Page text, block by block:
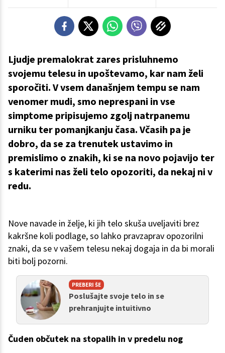
Ljudje premalokrat zares prisluhnemo
svojemu telesu in upoštevamo, kar nam želi
sporočiti. V vsem današnjem tempu se nam
venomer mudi, smo neprespani in vse
simptome pripisujemo zgolj natrpanemu
urniku ter pomanjkanju časa. Včasih pa je
dobro, da se za trenutek ustavimo in
premislimo o znakih, ki se na novo pojavijo ter
s katerimi nas želi telo opozoriti, da nekaj ni v
redu.
Nove navade in želje, ki jih telo skuša uveljaviti brez
kakršne koli podlage, so lahko pravzaprav opozorilni
znaki, da se v vašem telesu nekaj dogaja in da bi morali
biti bolj pozorni.
PREBERI ŠE
Poslušajte svoje telo in se
prehranjujte intuitivno
Čuden občutek na stopalih in v predelu nog